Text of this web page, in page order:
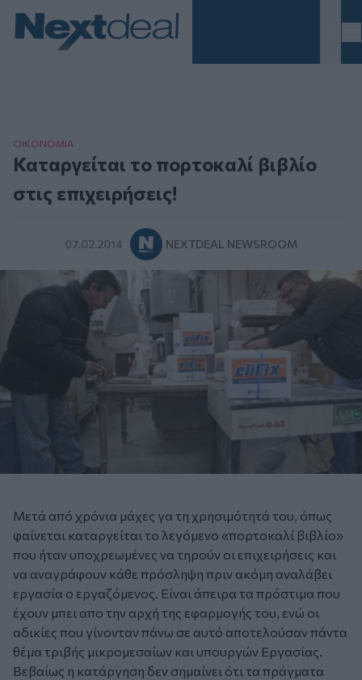
ΟΙΚΟΝΟΜΙΑ
Καταργείται το πορτοκαλί βιβλίο
στις επιχειρήσεις!
07.02.2014 NEXTDEAL NEWSROOM
Μετά από χρόνια μάχες γα τη χρησιμότητά του, όπως
φαίνεται καταργείται το λεγόμενο «πορτοκαλί βιβλίο»
που ήταν υποχρεωμένες να τηρούν οι επιχειρήσεις και
να αναγράφουν κάθε πρόσληψη πριν ακόμη αναλάβει
εργασία ο εργαζόμενος. Είναι άπειρα τα πρόστιμα που
έχουν μπει απο την αρχή της εφαρμογής του, ενώ οι
αδικίες που γίνονταν πάνω σε αυτό αποτελούσαν πάντα
θέμα τριβής μικρομεσαίων και υπουργών Εργασίας.
Βεβαίως η κατάργηση δεν σημαίνει ότι τα πράγματα